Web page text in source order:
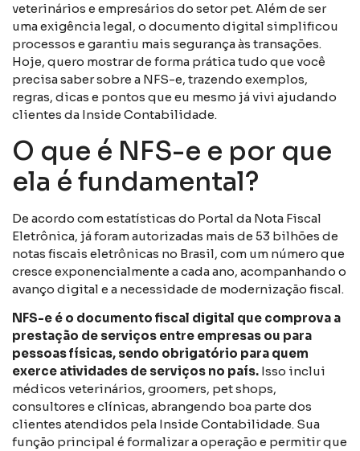
veterinários e empresários do setor pet. Além de ser
uma exigência legal, o documento digital simplificou
processos e garantiu mais segurança às transações.
Hoje, quero mostrar de forma prática tudo que você
precisa saber sobre a NFS-e, trazendo exemplos,
regras, dicas e pontos que eu mesmo já vivi ajudando
clientes da Inside Contabilidade.
O que é NFS-e e por que
ela é fundamental?
De acordo com estatísticas do Portal da Nota Fiscal
Eletrônica, já foram autorizadas mais de 53 bilhões de
notas fiscais eletrônicas no Brasil, com um número que
cresce exponencialmente a cada ano, acompanhando o
avanço digital e a necessidade de modernização fiscal.
NFS-e é o documento fiscal digital que comprova a
prestação de serviços entre empresas ou para
pessoas físicas, sendo obrigatório para quem
exerce atividades de serviços no país. Isso inclui
médicos veterinários, groomers, pet shops,
consultores e clínicas, abrangendo boa parte dos
clientes atendidos pela Inside Contabilidade. Sua
função principal é formalizar a operação e permitir que